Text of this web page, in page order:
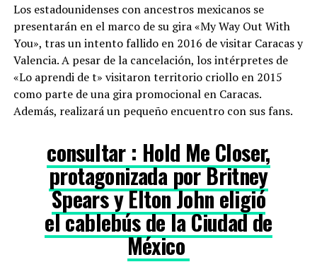
Los estadounidenses con ancestros mexicanos se
presentarán en el marco de su gira «My Way Out With
You», tras un intento fallido en 2016 de visitar Caracas y
Valencia. A pesar de la cancelación, los intérpretes de
«Lo aprendi de t» visitaron territorio criollo en 2015
como parte de una gira promocional en Caracas.
Además, realizará un pequeño encuentro con sus fans.
consultar : Hold Me Closer,
protagonizada por Britney
Spears y Elton John eligió
el cablebús de la Ciudad de
México